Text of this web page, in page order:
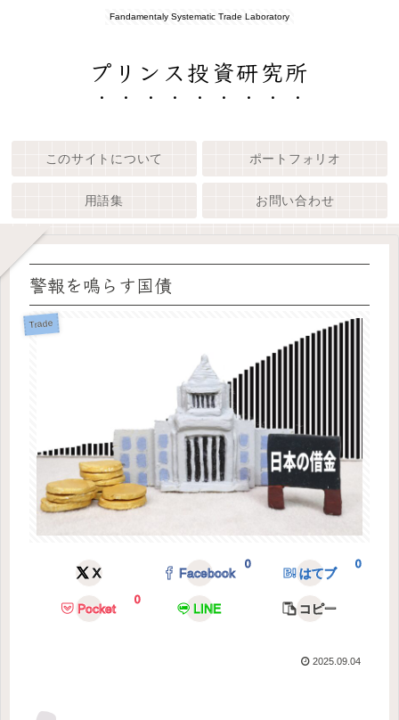
Fandamentaly Systematic Trade Laboratory
プリンス投資研究所
このサイトについて ポートフォリオ
用語集 お問い合わせ
警報を鳴らす国債
Trade
X Facebook
0
はてブ
0
Pocket
0
LINE コピー
2025.09.04